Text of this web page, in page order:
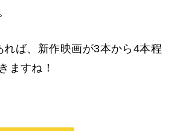
れば、新作映画が3本から4本程
ますね！